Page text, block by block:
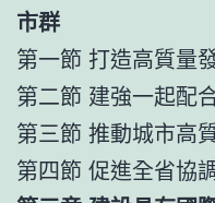
市群
第一節 打造高質量
第二節 建強一起配
第三節 推動城市高
第四節 促進全省協